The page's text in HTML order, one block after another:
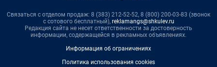
Связаться с отделом продаж: 8 (383) 212-52-52, 8 (800) 200-03-83 (звонок
с сотового бесплатный), reklamangs@shkulev.ru
Редакция сайта не несет ответственности за достоверность
информации, содержащейся в рекламных объявлениях.
Информация об ограничениях
Политика использования cookies